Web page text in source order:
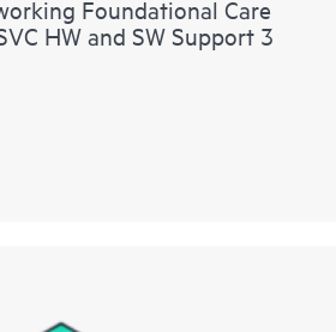
Foundational Care
HW and SW Support 3